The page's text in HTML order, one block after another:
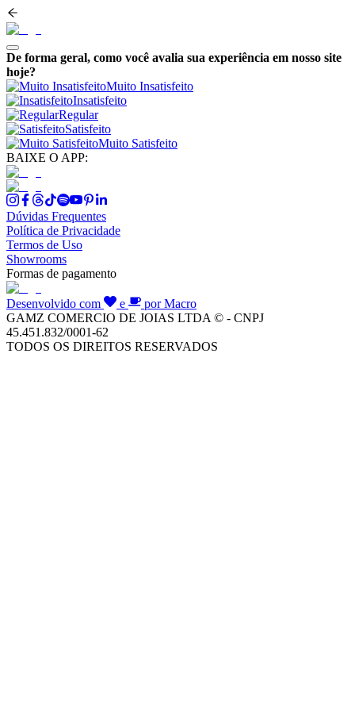
De forma geral, como você avalia sua experiência em nosso site
hoje?
Muito Insatisfeito
Insatisfeito
Regular
Satisfeito
Muito Satisfeito
BAIXE O APP:
Dúvidas Frequentes
Política de Privacidade
Termos de Uso
Showrooms
Formas de pagamento
Desenvolvido com e
por Macro
GAMZ COMERCIO DE JOIAS LTDA © - CNPJ
45.451.832/0001-62
TODOS OS DIREITOS RESERVADOS